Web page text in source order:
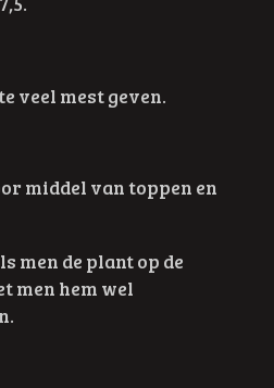
veel mest geven.
middel van toppen en
men de plant op de
men hem wel